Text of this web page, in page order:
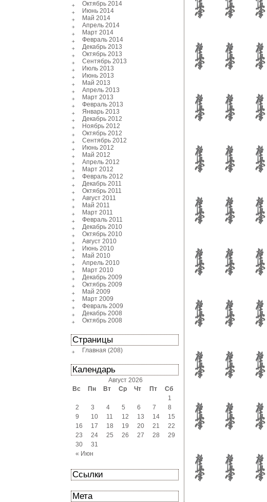
Октябрь 2014
Июнь 2014
Май 2014
Апрель 2014
Март 2014
Февраль 2014
Декабрь 2013
Октябрь 2013
Сентябрь 2013
Июль 2013
Июнь 2013
Май 2013
Апрель 2013
Март 2013
Февраль 2013
Январь 2013
Декабрь 2012
Ноябрь 2012
Октябрь 2012
Сентябрь 2012
Июнь 2012
Май 2012
Апрель 2012
Март 2012
Февраль 2012
Декабрь 2011
Октябрь 2011
Август 2011
Май 2011
Март 2011
Февраль 2011
Декабрь 2010
Октябрь 2010
Август 2010
Июнь 2010
Май 2010
Апрель 2010
Март 2010
Декабрь 2009
Октябрь 2009
Май 2009
Март 2009
Февраль 2009
Декабрь 2008
Октябрь 2008
Страницы
Главная (208)
Календарь
Август 2026
Вс
Пн Вт Ср Чт Пт Сб
« Июн
1
2
3 4 5 6 7
8
9
10 11 12 13 14
15
16
17 18 19 20 21
22
23
24 25 26 27 28
29
30
31
Ссылки
Мета